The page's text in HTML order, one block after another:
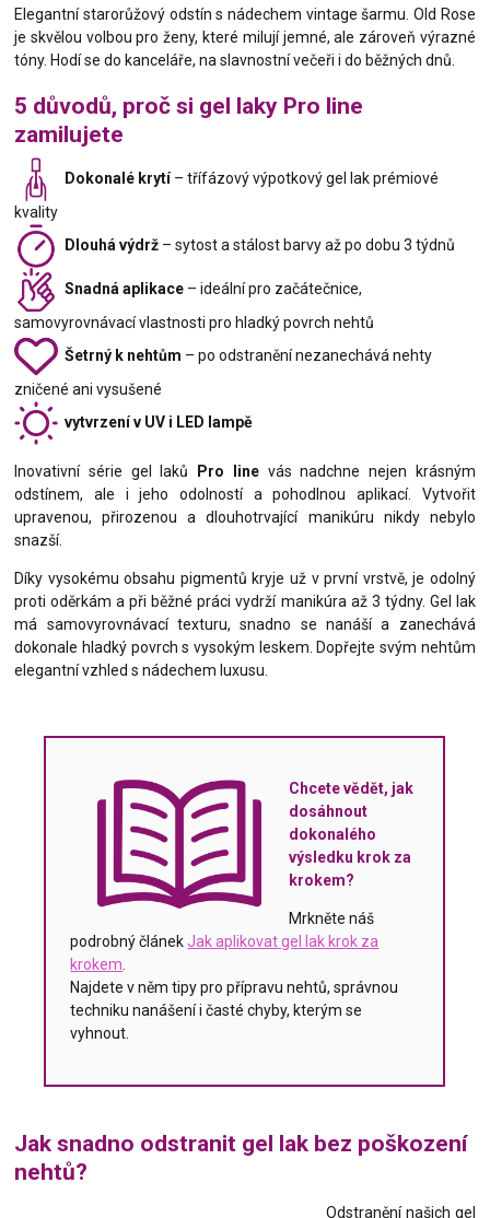
Elegantní starorůžový odstín s nádechem vintage šarmu. Old Rose
je skvělou volbou pro ženy, které milují jemné, ale zároveň výrazné
tóny. Hodí se do kanceláře, na slavnostní večeři i do běžných dnů.
5 důvodů, proč si gel laky Pro line
zamilujete
Dokonalé krytí– třífázový výpotkový gel lak prémiové
kvality
Dlouhá výdrž – sytost a stálost barvy až po dobu 3 týdnů
Snadná aplikace – ideální pro začátečnice,
samovyrovnávací vlastnosti pro hladký povrch nehtů
Šetrný k nehtům – po odstranění nezanechává nehty
zničené ani vysušené
vytvrzení v UV i LED lampě
Inovativní série gel laků Pro linevás nadchne nejen krásným
odstínem, ale i jeho odolností a pohodlnou aplikací. Vytvořit
upravenou, přirozenou a dlouhotrvající manikúru nikdy nebylo
snazší.
Díky vysokému obsahu pigmentů kryje už v první vrstvě, je odolný
proti oděrkám a při běžné práci vydrží manikúra až 3 týdny. Gel lak
má samovyrovnávací texturu, snadno se nanáší a zanechává
dokonale hladký povrch s vysokým leskem. Dopřejte svým nehtům
elegantní vzhled s nádechem luxusu.
Chcete vědět, jak
dosáhnout
dokonalého
výsledku krok za
krokem?
Mrkněte náš
podrobný článekJak aplikovat gel lak krok za
krokem.
Najdete v něm tipy pro přípravu nehtů, správnou
techniku nanášení i časté chyby, kterým se
vyhnout.
Jak snadno odstranit gel lak bez poškození
nehtů?
Odstranění našich gel